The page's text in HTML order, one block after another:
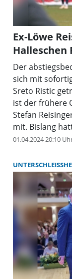
Ex-Löwe
Halleschen
Der
sich mit
Sreto Ristic
ist der frühere
Stefan
mit. Bislang
Gehaltsliste
Klassenerhalt
01.04.2024 20:10